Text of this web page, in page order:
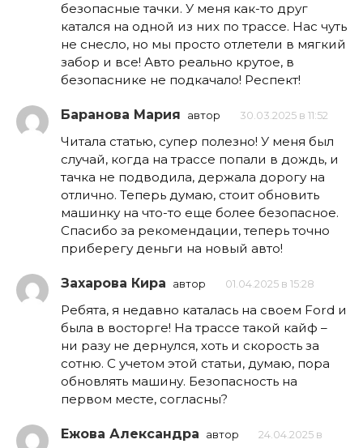
безопасные тачки. У меня как-то друг
катался на одной из них по трассе. Нас чуть
не снесло, но мы просто отлетели в мягкий
забор и все! Авто реально крутое, в
безопаснике не подкачало! Респект!
Баранова Мария автор 30.03.2025 в 11:52
Читала статью, супер полезно! У меня был
случай, когда на трассе попали в дождь, и
тачка не подводила, держала дорогу на
отлично. Теперь думаю, стоит обновить
машинку на что-то еще более безопасное.
Спасибо за рекомендации, теперь точно
приберегу деньги на новый авто!
Захарова Кира автор 01.04.2025 в 15:28
Ребята, я недавно каталась на своем Ford и
была в восторге! На трассе такой кайф –
ни разу не дернулся, хоть и скорость за
сотню. С учетом этой статьи, думаю, пора
обновлять машину. Безопасность на
первом месте, согласны?
Ежова Александра автор 24.04.2025 в